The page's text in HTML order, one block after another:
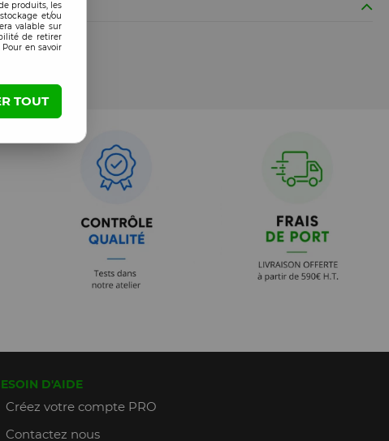
D'AIDE
Créez votre compte PRO
Contactez nous
produits, les
et/ou
valable sur
de retirer
en savoir
TOUT